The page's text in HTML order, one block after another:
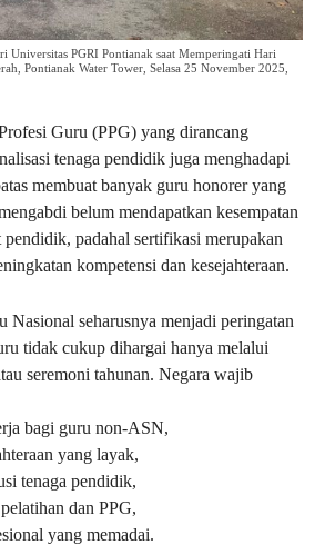
Universitas PGRI Pontianak saat Memperingati Hari
Pontianak Water Tower, Selasa 25 November 2025,
Guru (PPG) yang dirancang
tenaga pendidik juga menghadapi
membuat banyak guru honorer yang
belum mendapatkan kesempatan
padahal sertifikasi merupakan
kompetensi dan kesejahteraan.
seharusnya menjadi peringatan
tidak cukup dihargai hanya melalui
seremoni tahunan. Negara wajib
bagi guru non-ASN,
yang layak,
tenaga pendidik,
dan PPG,
yang memadai.